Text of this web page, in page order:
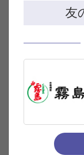
友